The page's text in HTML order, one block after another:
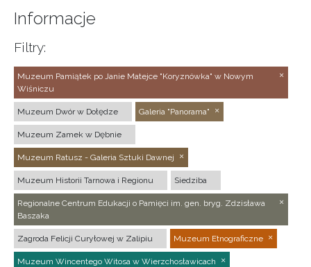
Informacje
Filtry:
Muzeum Pamiątek po Janie Matejce "Koryznówka" w Nowym
Wiśniczu
Muzeum Dwór w Dołędze Galeria "Panorama"
Muzeum Zamek w Dębnie
Muzeum Ratusz - Galeria Sztuki Dawnej
Muzeum Historii Tarnowa i Regionu Siedziba
Regionalne Centrum Edukacji o Pamięci im. gen. bryg. Zdzisława
Baszaka
Zagroda Felicji Curyłowej w Zalipiu Muzeum Etnograficzne
Muzeum Wincentego Witosa w Wierzchosławicach